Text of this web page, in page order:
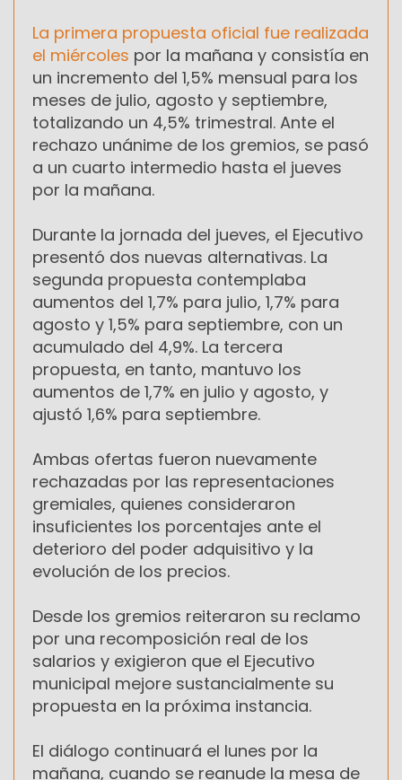
La primera propuesta oficial fue realizada
el miércoles por la mañana y consistía en
un incremento del 1,5% mensual para los
meses de julio, agosto y septiembre,
totalizando un 4,5% trimestral. Ante el
rechazo unánime de los gremios, se pasó
a un cuarto intermedio hasta el jueves
por la mañana.
Durante la jornada del jueves, el Ejecutivo
presentó dos nuevas alternativas. La
segunda propuesta contemplaba
aumentos del 1,7% para julio, 1,7% para
agosto y 1,5% para septiembre, con un
acumulado del 4,9%. La tercera
propuesta, en tanto, mantuvo los
aumentos de 1,7% en julio y agosto, y
ajustó 1,6% para septiembre.
Ambas ofertas fueron nuevamente
rechazadas por las representaciones
gremiales, quienes consideraron
insuficientes los porcentajes ante el
deterioro del poder adquisitivo y la
evolución de los precios.
Desde los gremios reiteraron su reclamo
por una recomposición real de los
salarios y exigieron que el Ejecutivo
municipal mejore sustancialmente su
propuesta en la próxima instancia.
El diálogo continuará el lunes por la
mañana, cuando se reanude la mesa de